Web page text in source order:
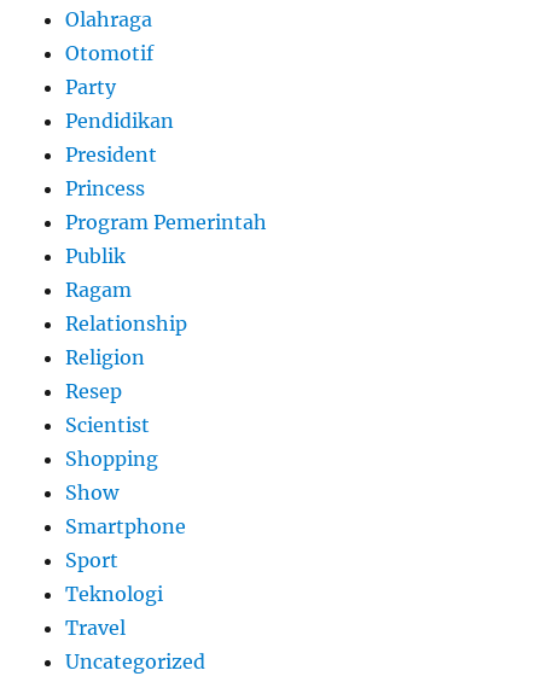
Olahraga
Otomotif
Party
Pendidikan
President
Princess
Program Pemerintah
Publik
Ragam
Relationship
Religion
Resep
Scientist
Shopping
Show
Smartphone
Sport
Teknologi
Travel
Uncategorized